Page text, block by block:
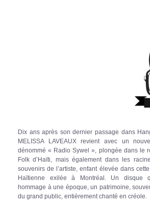
Dix ans après son dernier passage dans
MELISSA LAVEAUX revient avec un
dénommé « Radio Sywel », plongée dans le
Folk d’Haïti, mais également dans les
souvenirs de l’artiste, enfant élevée dans
Haïtienne exilée à Montréal. Un disque
hommage à une époque, un patrimoine,
du grand public, entièrement chanté en créole.